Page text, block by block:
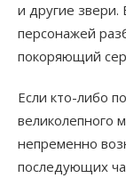
и другие
персонажей
покоряющий
Если кто-либо
великолепного
непременно
последующих